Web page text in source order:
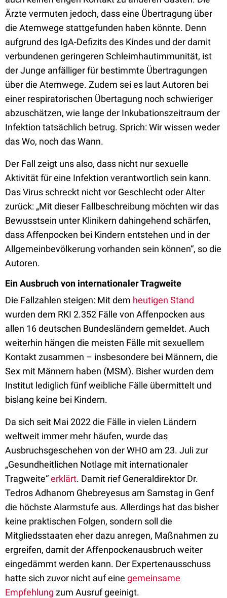
Ärzte vermuten jedoch, dass eine Übertragung über
die Atemwege stattgefunden haben könnte. Denn
aufgrund des IgA-Defizits des Kindes und der damit
verbundenen geringeren Schleimhautimmunität, ist
der Junge anfälliger für bestimmte Übertragungen
über die Atemwege. Zudem sei es laut Autoren bei
einer respiratorischen Übertagung noch schwieriger
abzuschätzen, wie lange der Inkubationszeitraum der
Infektion tatsächlich betrug. Sprich: Wir wissen weder
das Wo, noch das Wann.
Der Fall zeigt uns also, dass nicht nur sexuelle
Aktivität für eine Infektion verantwortlich sein kann.
Das Virus schreckt nicht vor Geschlecht oder Alter
zurück: „Mit dieser Fallbeschreibung möchten wir das
Bewusstsein unter Klinikern dahingehend schärfen,
dass Affenpocken bei Kindern entstehen und in der
Allgemeinbevölkerung vorhanden sein können“, so die
Autoren.
Ein Ausbruch von internationaler Tragweite
Die Fallzahlen steigen: Mit dem heutigen Stand
wurden dem RKI 2.352 Fälle von Affenpocken aus
allen 16 deutschen Bundesländern gemeldet. Auch
weiterhin hängen die meisten Fälle mit sexuellem
Kontakt zusammen – insbesondere bei Männern, die
Sex mit Männern haben (MSM). Bisher wurden dem
Institut lediglich fünf weibliche Fälle übermittelt und
bislang keine bei Kindern.
Da sich seit Mai 2022 die Fälle in vielen Ländern
weltweit immer mehr häufen, wurde das
Ausbruchsgeschehen von der WHO am 23. Juli zur
„Gesundheitlichen Notlage mit internationaler
Tragweite“erklärt. Damit rief Generaldirektor Dr.
Tedros Adhanom Ghebreyesus am Samstag in Genf
die höchste Alarmstufe aus. Allerdings hat das bisher
keine praktischen Folgen, sondern soll die
Mitgliedsstaaten eher dazu anregen, Maßnahmen zu
ergreifen, damit der Affenpockenausbruch weiter
eingedämmt werden kann. Der Expertenausschuss
hatte sich zuvor nicht auf eine gemeinsame
Empfehlung zum Ausruf geeinigt.